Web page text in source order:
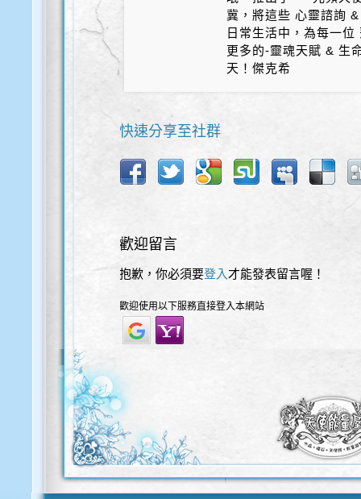
冀，將這些 心靈諮詢
日常生活中，為每一
更多的-靈魂天賦 & 生
天！傑克希
快速分享至社群
歡迎留言
抱歉，你必須要登入 才能發表留言喔！
歡迎使用以下服務直接登入本網站